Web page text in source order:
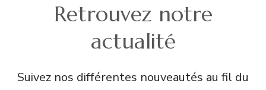
Retrouvez notre
actualité
Suivez nos différentes nouveautés au fil du